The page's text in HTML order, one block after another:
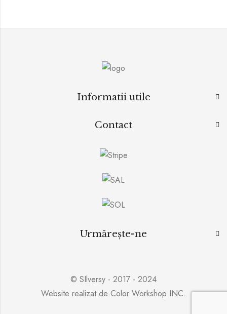
Informatii utile
Contact
Urmărește-ne
© SIlversy - 2017 - 2024
Website realizat de Color Workshop INC.